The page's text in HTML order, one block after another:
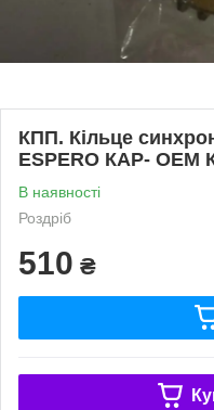
КПП. Кільце
ESPERO КАР- ОЕМ
В наявності
Роздріб
510 ₴